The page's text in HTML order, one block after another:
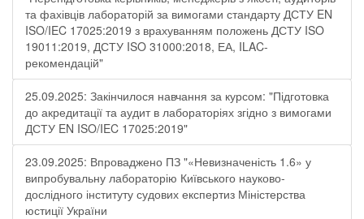
та фахівців лабораторій за вимогами стандарту ДСТУ EN
ISO/IEC 17025:2019 з врахуванням положень ДСТУ ISO
19011:2019, ДСТУ ISO 31000:2018, ЕА, ILAC-
рекомендацій"
25.09.2025: Закінчилося навчання за курсом: "Підготовка
до акредитації та аудит в лабораторіях згідно з вимогами
ДСТУ EN ISO/IEC 17025:2019"
23.09.2025: Впроваджено ПЗ "«Невизначеність 1.6» у
випробувальну лабораторію Київського науково-
дослідного інституту судових експертиз Міністерства
юстиції України